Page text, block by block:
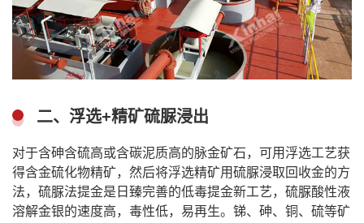
二、浮选+精矿硫脲浸出
对于含砷含硫高或含碳泥质高的脉金矿石，可用浮选工艺获
得含金硫化物精矿，然后将浮选精矿用硫脲浸取回收金的方
法，硫脲法提金是日臻完善的低毒提金新工艺，硫脲酸性液
溶解金银的速度高，毒性低，易再生。锑、砷、铜、硫等矿